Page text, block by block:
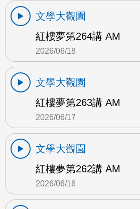
文學大觀園
紅樓夢第264講 AM
2026/06/18
文學大觀園
紅樓夢第263講 AM
2026/06/17
文學大觀園
紅樓夢第262講 AM
2026/06/16